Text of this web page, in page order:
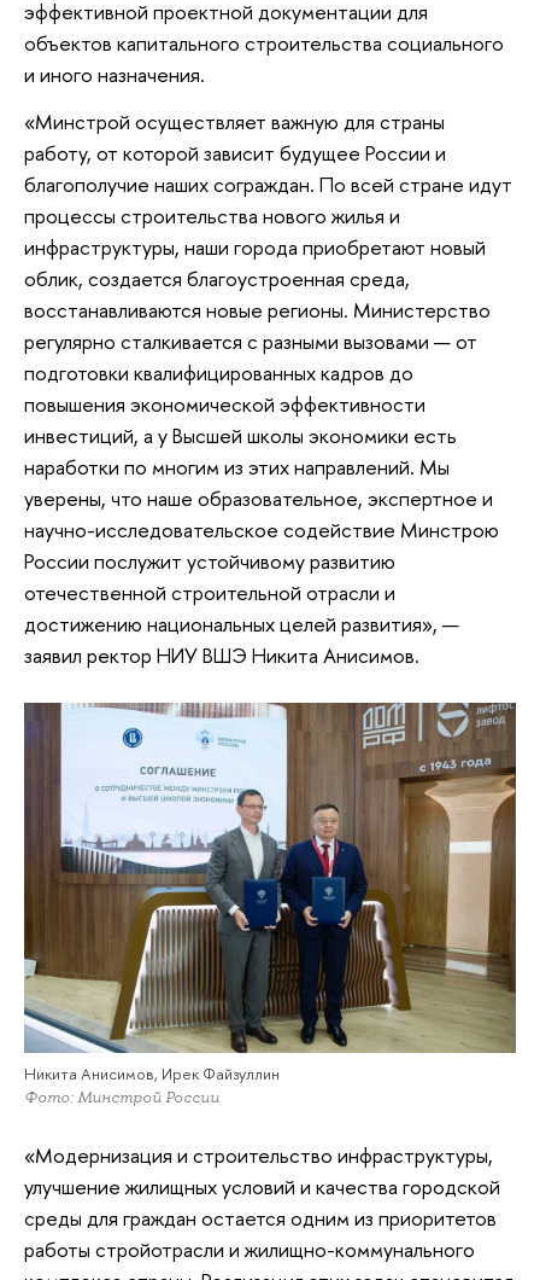
эффективной проектной документации для
объектов капитального строительства социального
и иного назначения.
«Минстрой осуществляет важную для страны
работу, от которой зависит будущее России и
благополучие наших сограждан. По всей стране идут
процессы строительства нового жилья и
инфраструктуры, наши города приобретают новый
облик, создается благоустроенная среда,
восстанавливаются новые регионы. Министерство
регулярно сталкивается с разными вызовами — от
подготовки квалифицированных кадров до
повышения экономической эффективности
инвестиций, а у Высшей школы экономики есть
наработки по многим из этих направлений. Мы
уверены, что наше образовательное, экспертное и
научно-исследовательское содействие Минстрою
России послужит устойчивому развитию
отечественной строительной отрасли и
достижению национальных целей развития», —
заявил ректор НИУ ВШЭ Никита Анисимов.
Никита Анисимов, Ирек Файзуллин
Фото: Минстрой России
«Модернизация и строительство инфраструктуры,
улучшение жилищных условий и качества городской
среды для граждан остается одним из приоритетов
работы стройотрасли и жилищно-коммунального